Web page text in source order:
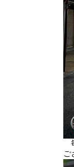
ご